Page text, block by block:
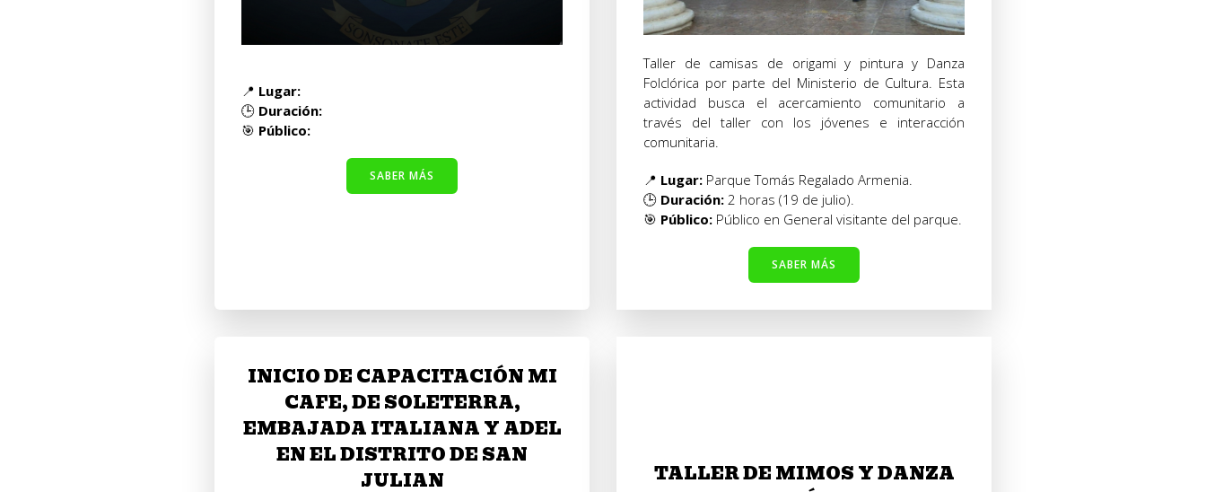
📍 Lugar:
🕒 Duración:
🎯 Público:
SABER MÁS
Taller de camisas de origami y pintura y Danza
Folclórica por parte del Ministerio de Cultura. Esta
actividad busca el acercamiento comunitario a
través del taller con los jóvenes e interacción
comunitaria.
📍 Lugar: Parque Tomás Regalado Armenia.
🕒 Duración: 2 horas (19 de julio).
🎯 Público: Público en General visitante del parque.
SABER MÁS
INICIO DE CAPACITACIÓN MI
CAFE, DE SOLETERRA,
EMBAJADA ITALIANA Y ADEL
EN EL DISTRITO DE SAN
JULIAN
TALLER DE MIMOS Y DANZA